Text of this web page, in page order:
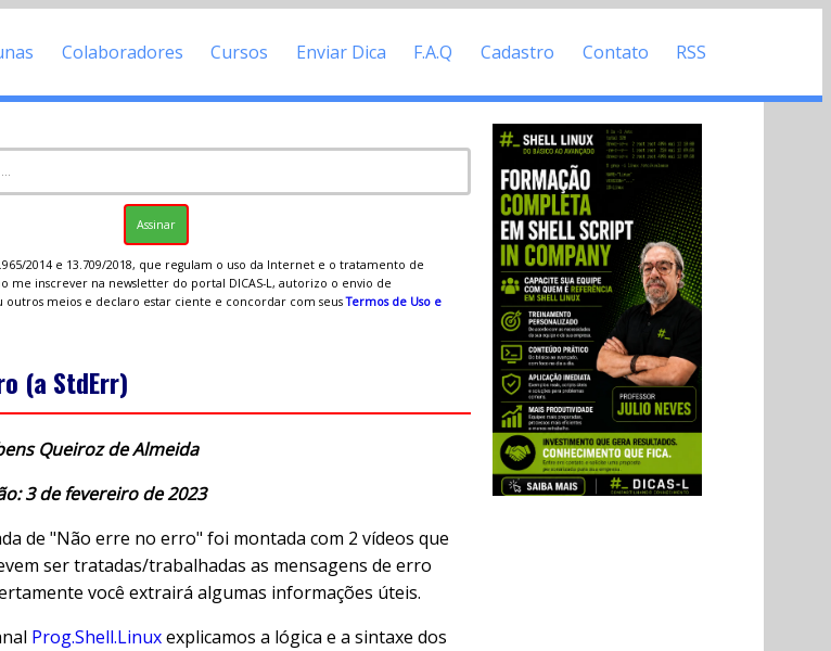
Colaboradores Cursos Enviar Dica F.A.Q Cadastro Contato RSS
2014 e 13.709/2018, que regulam o uso da Internet e o tratamento de
me inscrever na newsletter do portal DICAS-L, autorizo o envio de
outros meios e declaro estar ciente e concordar com seusTermos de Uso e
(a StdErr)
Queiroz de Almeida
3 de fevereiro de 2023
de "Não erre no erro" foi montada com 2 vídeos que
ser tratadas/trabalhadas as mensagens de erro
você extrairá algumas informações úteis.
Prog.Shell.Linuxexplicamos a lógica e a sintaxe dos